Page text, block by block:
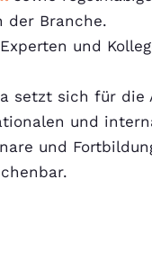
der Branche.
und
setzt sich für
und
und